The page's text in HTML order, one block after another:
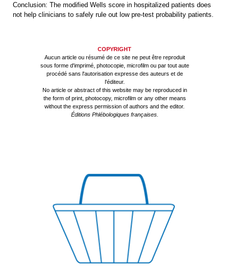
Conclusion: The modified Wells score in hospitalized patients does
not help clinicians to safely rule out low pre-test probability patients.
COPYRIGHT
Aucun article ou résumé de ce site ne peut être reproduit
sous forme d'imprimé, photocopie, microfilm ou par tout aute
procédé sans l'autorisation expresse des auteurs et de
l'éditeur.
No article or abstract of this website may be reproduced in
the form of print, photocopy, microfilm or any other means
without the express permission of authors and the editor.
Éditions Phlébologiques françaises.